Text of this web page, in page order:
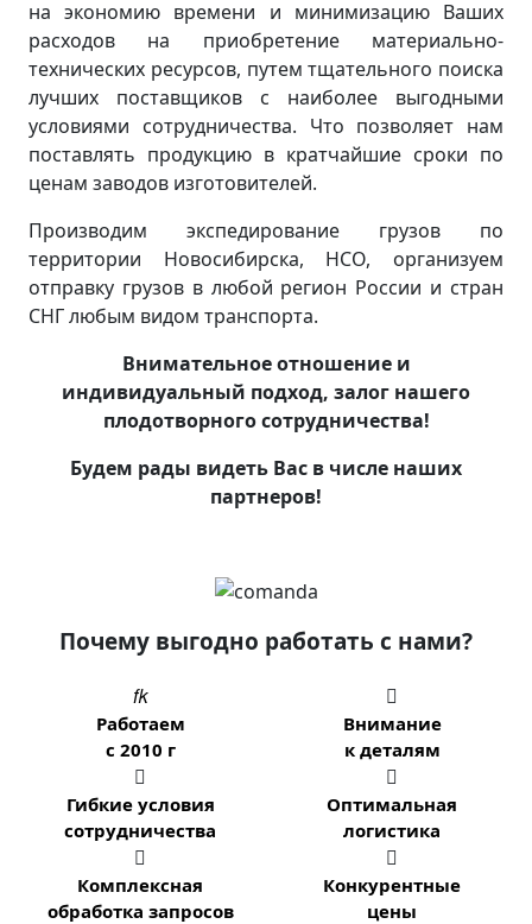
на экономию времени и минимизацию Ваших
расходов на приобретение материально-
технических ресурсов, путем тщательного поиска
лучших поставщиков с наиболее выгодными
условиями сотрудничества. Что позволяет нам
поставлять продукцию в кратчайшие сроки по
ценам заводов изготовителей.
Производим экспедирование грузов по
территории Новосибирска, НСО, организуем
отправку грузов в любой регион России и стран
СНГ любым видом транспорта.
Внимательное отношение и
индивидуальный подход, залог нашего
плодотворного сотрудничества!
Будем рады видеть Вас в числе наших
партнеров!
Почему выгодно работать с нами?

Работаем
с 2010 г

Внимание
к деталям

Гибкие условия
сотрудничества

Оптимальная
логистика

Комплексная
обработка запросов

Конкурентные
цены